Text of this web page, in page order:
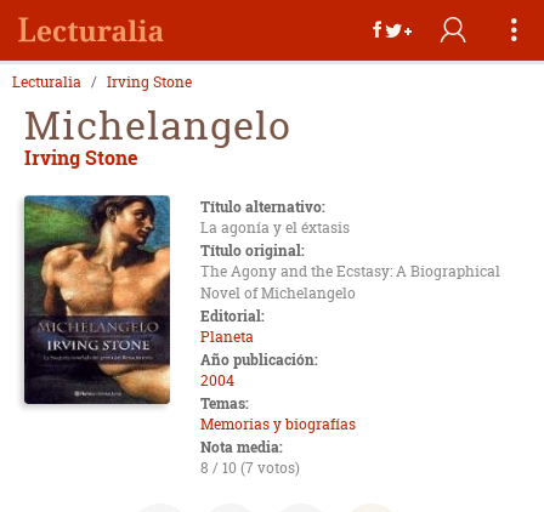
Lecturalia Irving Stone
Michelangelo
Irving Stone
Título alternativo:
La agonía y el éxtasis
Título original:
The Agony and the Ecstasy: A Biographical
Novel of Michelangelo
Editorial:
Planeta
Año publicación:
2004
Temas:
Memorias y biografías
Nota media:
8 / 10 (7 votos)